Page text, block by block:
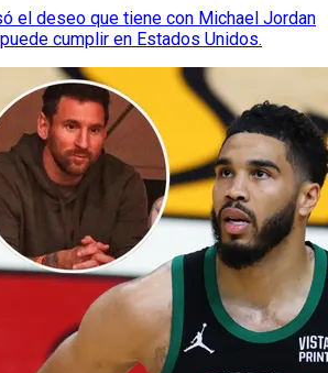
el deseo que tiene con Michael Jordan
cumplir en Estados Unidos.